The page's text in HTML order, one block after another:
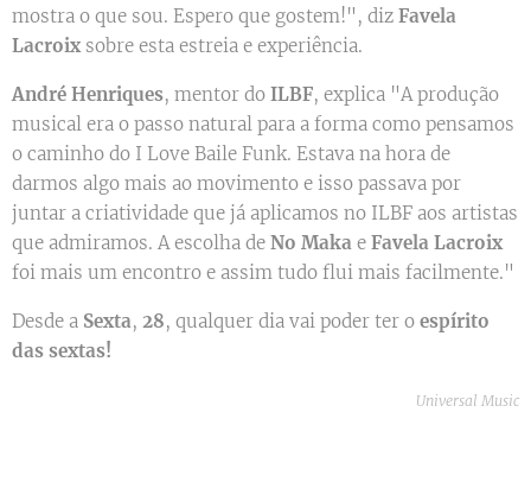
mostra o que sou. Espero que gostem!", diz Favela
Lacroixsobre esta estreia e experiência.
André Henriques, mentor do ILBF, explica "A produção
musical era o passo natural para a forma como pensamos
o caminho do I Love Baile Funk. Estava na hora de
darmos algo mais ao movimento e isso passava por
juntar a criatividade que já aplicamos no ILBF aos artistas
que admiramos. A escolha de No Maka e Favela Lacroix
foi mais um encontro e assim tudo flui mais facilmente."
Desde a Sexta, 28, qualquer dia vai poder ter o espírito
das sextas!
Universal Music